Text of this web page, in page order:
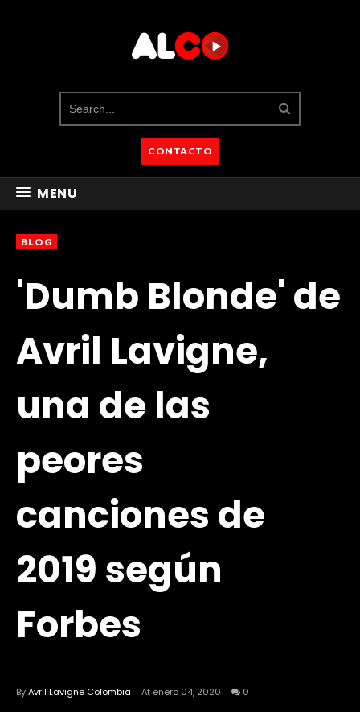
CONTACTO
MENU
BLOG
'Dumb Blonde' de
Avril Lavigne,
una de las
peores
canciones de
2019 según
Forbes
ByAvril Lavigne Colombia At enero 04, 2020 0